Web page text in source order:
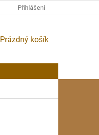
Přihlášení
NÁKUPNÍ
Prázdný košík